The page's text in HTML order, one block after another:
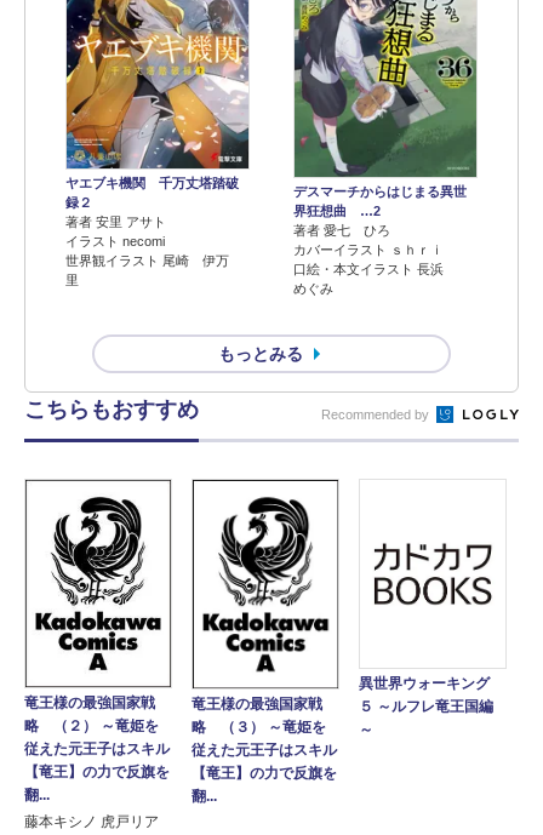
ヤエブキ機関 千万丈塔踏破
録２
著者 安里 アサト
イラスト necomi
世界観イラスト 尾崎 伊万
里
デスマーチからはじまる異世
界狂想曲 …2
著者 愛七 ひろ
カバーイラスト ｓｈｒｉ
口絵・本文イラスト 長浜
めぐみ
もっとみる
こちらもおすすめ Recommended by
竜王様の最強国家戦
略 （２） ～竜姫を
従えた元王子はスキル
【竜王】の力で反旗を
翻...
藤本キシノ 虎戸リア
竜王様の最強国家戦
略 （３） ～竜姫を
従えた元王子はスキル
【竜王】の力で反旗を
翻...
異世界ウォーキング
５ ～ルフレ竜王国編
～